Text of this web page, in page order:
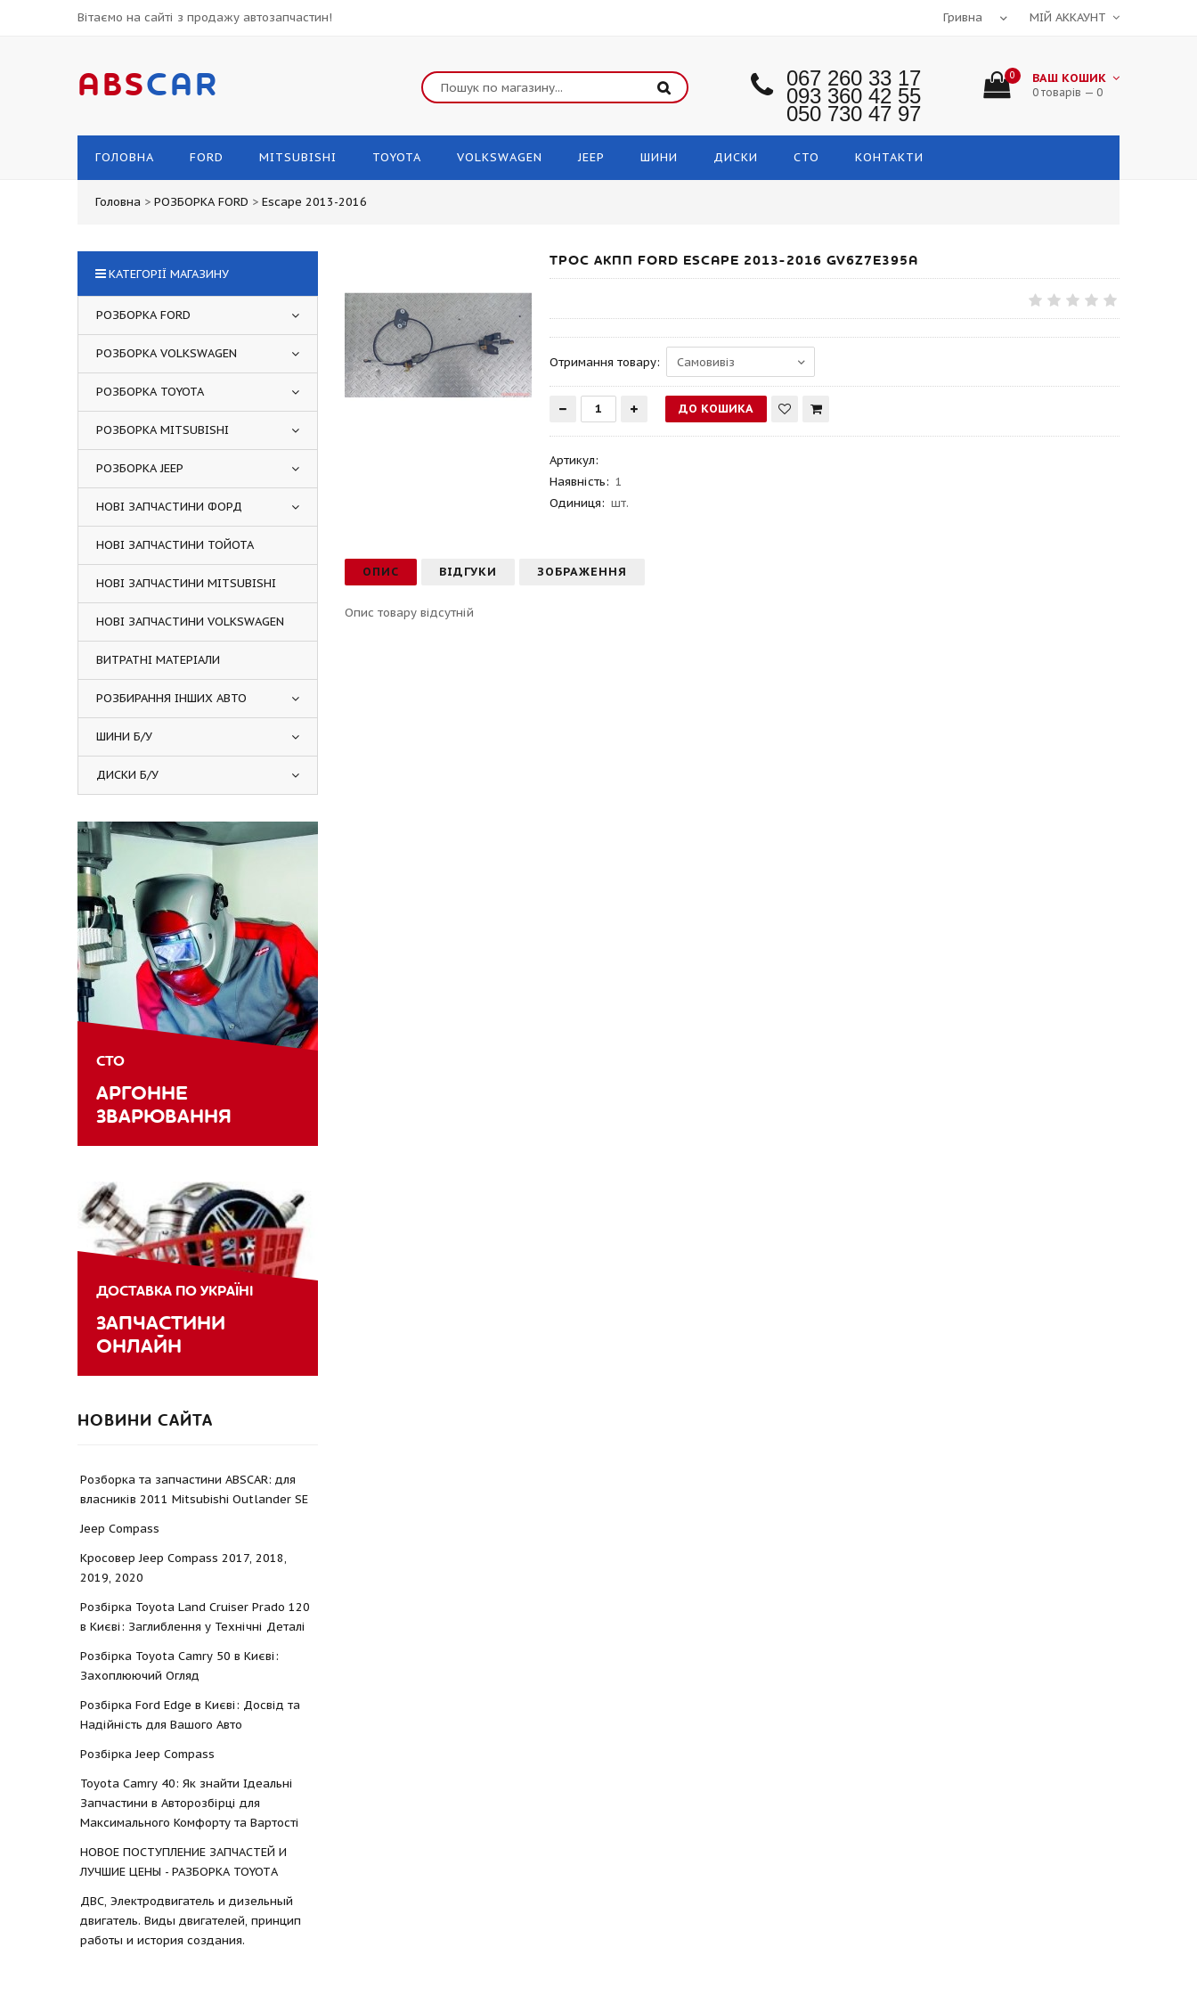
Вітаємо на сайті з продажу автозапчастин! МІЙ АККАУНТ
ABSCAR 067 260 33 17
093 360 42 55
050 730 47 97
0 ВАШ КОШИК
0 товарів — 0
ГОЛОВНА FORD MITSUBISHI TOYOTA VOLKSWAGEN JEEP ШИНИ ДИСКИ СТО КОНТАКТИ
Головна > РОЗБОРКА FORD > Escape 2013-2016
ТРОС АКПП FORD ESCAPE 2013-2016 GV6Z7E395A
Отримання товару:
Артикул:
Наявність: 1
Одиниця: шт.
ОПИС ВІДГУКИ ЗОБРАЖЕННЯ
Опис товару відсутній
КАТЕГОРІЇ МАГАЗИНУ
РОЗБОРКА FORD
РОЗБОРКА VOLKSWAGEN
РОЗБОРКА TOYOTA
РОЗБОРКА MITSUBISHI
РОЗБОРКА JEEP
НОВІ ЗАПЧАСТИНИ ФОРД
НОВІ ЗАПЧАСТИНИ ТОЙОТА
НОВІ ЗАПЧАСТИНИ MITSUBISHI
НОВІ ЗАПЧАСТИНИ VOLKSWAGEN
ВИТРАТНІ МАТЕРІАЛИ
РОЗБИРАННЯ ІНШИХ АВТО
ШИНИ Б/У
ДИСКИ Б/У
СТО
АРГОННЕ
ЗВАРЮВАННЯ
ДОСТАВКА ПО УКРАЇНІ
ЗАПЧАСТИНИ
ОНЛАЙН
НОВИНИ САЙТА
Розборка та запчастини ABSCAR: для
власників 2011 Mitsubishi Outlander SE
Jeep Compass
Кросовер Jeep Compass 2017, 2018,
2019, 2020
Розбірка Toyota Land Cruiser Prado 120
в Києві: Заглиблення у Технічні Деталі
Розбірка Toyota Camry 50 в Києві:
Захоплюючий Огляд
Розбірка Ford Edge в Києві: Досвід та
Надійність для Вашого Авто
Розбірка Jeep Compass
Toyota Camry 40: Як знайти Ідеальні
Запчастини в Авторозбірці для
Максимального Комфорту та Вартості
НОВОЕ ПОСТУПЛЕНИЕ ЗАПЧАСТЕЙ И
ЛУЧШИЕ ЦЕНЫ - РАЗБОРКА TOYOTА
ДВС, Электродвигатель и дизельный
двигатель. Виды двигателей, принцип
работы и история создания.